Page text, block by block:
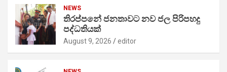
NEWS
තිරප්පනේ ජනතාවට නව ජල පිරිපහදු
පද්ධතියක්
August 9, 2026 editor